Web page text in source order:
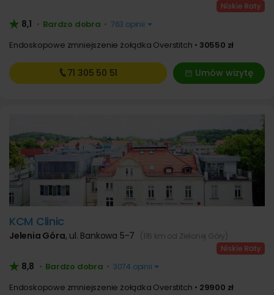
8,1 • Bardzo dobra • 763 opinii
Endoskopowe zmniejszenie żołądka Overstitch 30550 zł
Umów wizytę
71 305 50 51
KCM Clinic
Jelenia Góra, ul. Bankowa 5-7 (116 km od Zielonej Góry)
8,8 • Bardzo dobra • 3074 opinii
Endoskopowe zmniejszenie żołądka Overstitch 29900 zł